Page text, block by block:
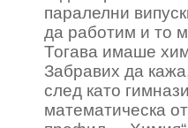
паралелни
да работим и то
Тогава имаше
Забравих да
след като
математическа